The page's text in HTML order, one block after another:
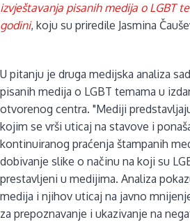
izvještavanja pisanih medija o LGBT
godini, koju su priredile Jasmina
U pitanju je druga medijska analiza
pisanih medija o LGBT temama u
otvorenog centra. "Mediji
kojim se vrši uticaj na stavove i
kontinuiranog praćenja štampanih
dobivanje slike o načinu na koji su
prestavljeni u medijima. Analiza
medija i njihov uticaj na javno
za prepoznavanje i ukazivanje na